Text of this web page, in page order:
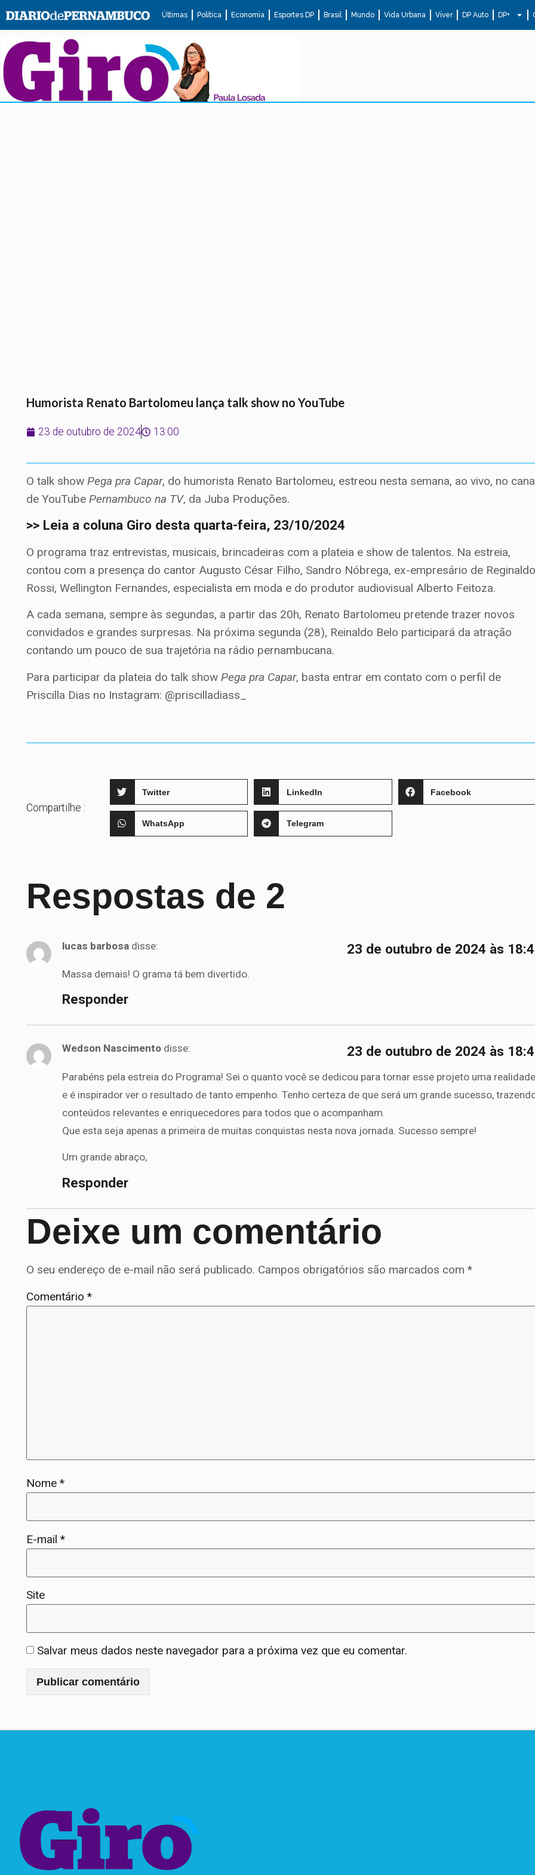
Últimas Política Economia Esportes DP Brasil Mundo Vida Urbana Viver DP Auto DP+
Humorista Renato Bartolomeu lança talk show no YouTube
23 de outubro de 2024 13:00
O talk showPega pra Capar, do humorista Renato Bartolomeu, estreou nesta semana, ao vivo, no
de YouTubePernambuco na TV, da Juba Produções.
>> Leia a coluna Giro desta quarta-feira, 23/10/2024
O programa traz entrevistas, musicais, brincadeiras com a plateia e show de talentos. Na estreia,
contou com a presença do cantor Augusto César Filho, Sandro Nóbrega, ex-empresário de
Rossi, Wellington Fernandes, especialista em moda e do produtor audiovisual Alberto Feitoza.
A cada semana, sempre às segundas, a partir das 20h, Renato Bartolomeu pretende trazer novos
convidados e grandes surpresas. Na próxima segunda (28), Reinaldo Belo participará da atração
contando um pouco de sua trajetória na rádio pernambucana.
Para participar da plateia do talk showPega pra Capar, basta entrar em contato com o perfil de
Priscilla Dias no Instagram: @priscilladiass_
Compartilhe :
Twitter LinkedIn Facebook
WhatsApp Telegram
Respostas de 2
lucas barbosa disse: 23 de outubro de 2024 às
Massa demais! O grama tá bem divertido.
Responder
Wedson Nascimento disse: 23 de outubro de 2024 às
Parabéns pela estreia do Programa! Sei o quanto você se dedicou para tornar esse projeto uma
e é inspirador ver o resultado de tanto empenho. Tenho certeza de que será um grande sucesso,
conteúdos relevantes e enriquecedores para todos que o acompanham.
Que esta seja apenas a primeira de muitas conquistas nesta nova jornada. Sucesso sempre!
Um grande abraço,
Responder
Deixe um comentário
O seu endereço de e-mail não será publicado. Campos obrigatórios são marcados com*
Comentário*
Nome*
E-mail*
Site
Salvar meus dados neste navegador para a próxima vez que eu comentar.